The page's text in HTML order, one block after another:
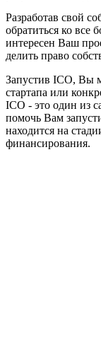
Разработав свой
обратиться ко все
интересен Ваш
делить право
Запустив ICO, Вы
стартапа или
ICO - это один из
помочь Вам
находится на
финансирования.